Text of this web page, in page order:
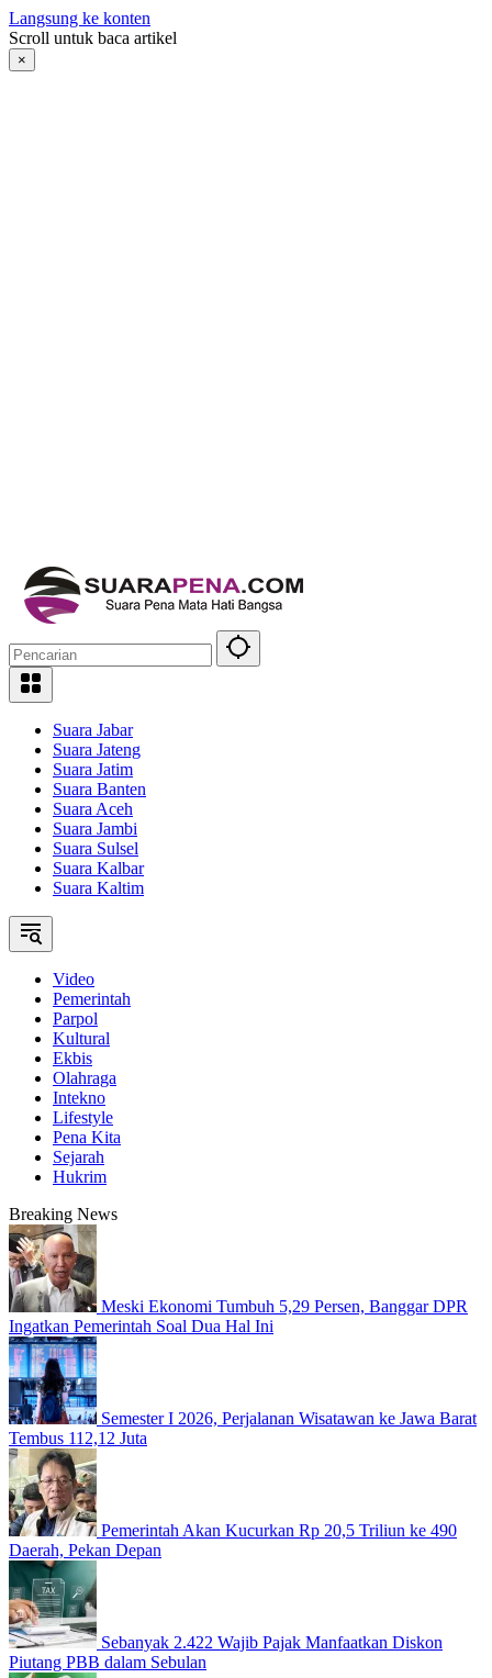
Langsung ke konten
Scroll untuk baca artikel
×
Suara Jabar
Suara Jateng
Suara Jatim
Suara Banten
Suara Aceh
Suara Jambi
Suara Sulsel
Suara Kalbar
Suara Kaltim
Video
Pemerintah
Parpol
Kultural
Ekbis
Olahraga
Intekno
Lifestyle
Pena Kita
Sejarah
Hukrim
Breaking News
Meski Ekonomi Tumbuh 5,29 Persen, Banggar DPR
Ingatkan Pemerintah Soal Dua Hal Ini
Semester I 2026, Perjalanan Wisatawan ke Jawa Barat
Tembus 112,12 Juta
Pemerintah Akan Kucurkan Rp 20,5 Triliun ke 490
Daerah, Pekan Depan
Sebanyak 2.422 Wajib Pajak Manfaatkan Diskon
Piutang PBB dalam Sebulan